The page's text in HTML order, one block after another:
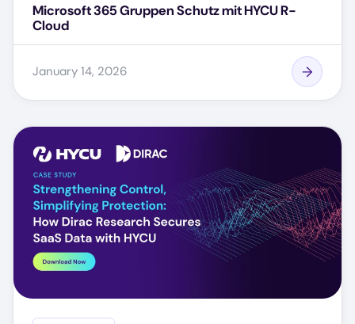
Microsoft 365 Gruppen Schutz mit HYCU R-
Cloud
January 14, 2026